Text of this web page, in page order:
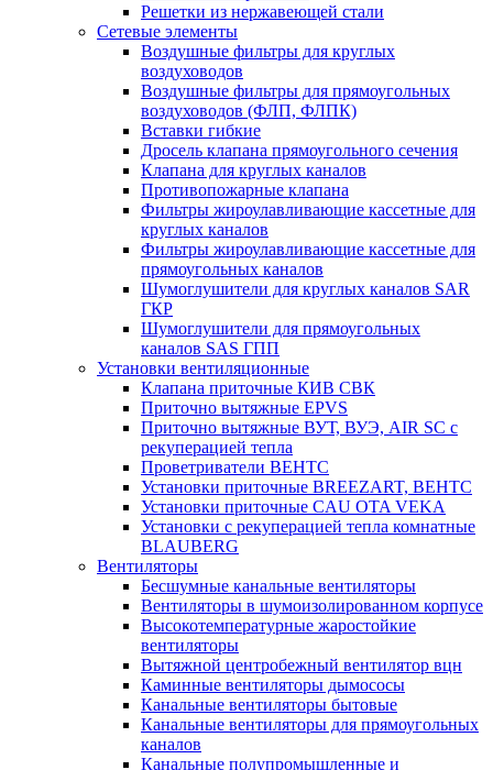
Решетки из нержавеющей стали
Сетевые элементы
Воздушные фильтры для круглых
воздуховодов
Воздушные фильтры для прямоугольных
воздуховодов (ФЛП, ФЛПК)
Вставки гибкие
Дросель клапана прямоугольного сечения
Клапана для круглых каналов
Противопожарные клапана
Фильтры жироулавливающие кассетные для
круглых каналов
Фильтры жироулавливающие кассетные для
прямоугольных каналов
Шумоглушители для круглых каналов SAR
ГКР
Шумоглушители для прямоугольных
каналов SAS ГПП
Установки вентиляционные
Клапана приточные КИВ СВК
Приточно вытяжные EPVS
Приточно вытяжные ВУТ, ВУЭ, AIR SC с
рекуперацией тепла
Проветриватели ВЕНТС
Установки приточные BREEZART, ВЕНТС
Установки приточные CAU OTA VEKA
Установки с рекуперацией тепла комнатные
BLAUBERG
Вентиляторы
Бесшумные канальные вентиляторы
Вентиляторы в шумоизолированном корпусе
Высокотемпературные жаростойкие
вентиляторы
Вытяжной центробежный вентилятор вцн
Каминные вентиляторы дымососы
Канальные вентиляторы бытовые
Канальные вентиляторы для прямоугольных
каналов
Канальные полупромышленные и